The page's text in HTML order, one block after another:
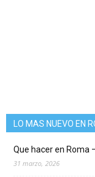
LO MAS NUEVO EN
Que hacer en Roma
31 marzo, 2026